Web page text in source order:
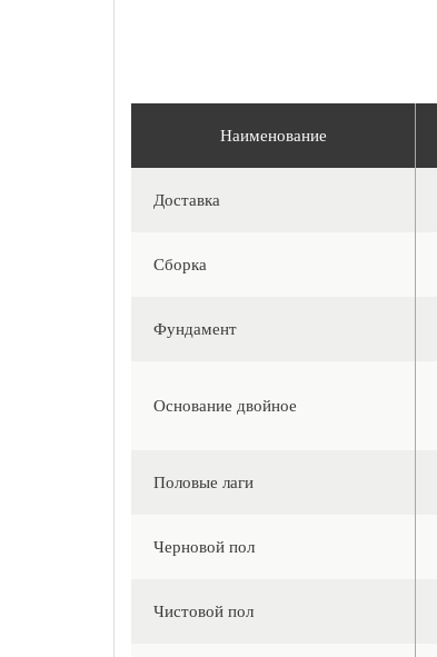
Наименование
Доставка
Сборка
Фундамент
Основание двойное
Половые лаги
Черновой пол
Чистовой пол